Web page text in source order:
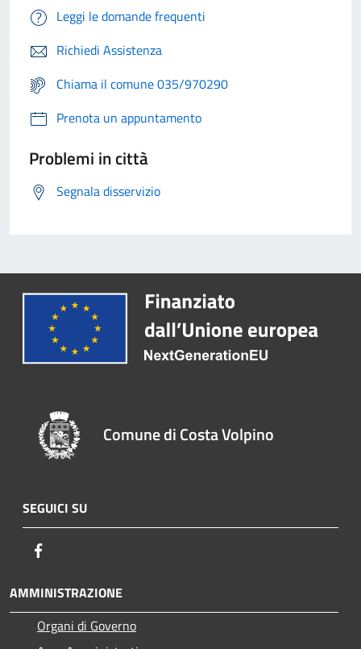
Leggi le domande frequenti
Richiedi Assistenza
Chiama il comune 035/970290
Prenota un appuntamento
Problemi in città
Segnala disservizio
Comune di Costa Volpino
SEGUICI SU
AMMINISTRAZIONE
Organi di Governo